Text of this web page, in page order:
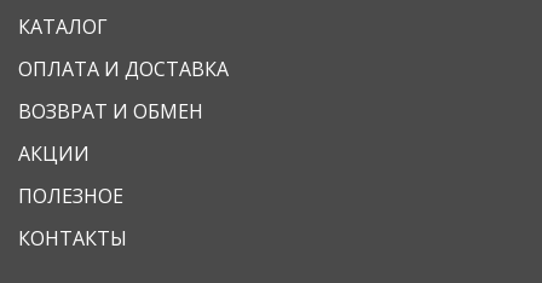
КАТАЛОГ
ОПЛАТА И ДОСТАВКА
ВОЗВРАТ И ОБМЕН
АКЦИИ
ПОЛЕЗНОЕ
КОНТАКТЫ